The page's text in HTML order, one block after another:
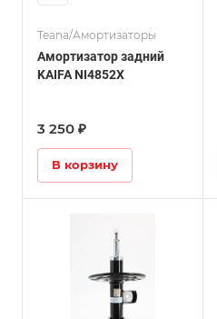
Teana/Амортизаторы
Амортизатор задний
KAIFA NI4852X
3 250 ₽
В корзину